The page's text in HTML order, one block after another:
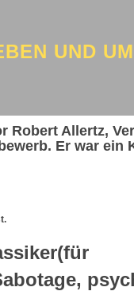
UND
Robert Allertz,
Er war ein